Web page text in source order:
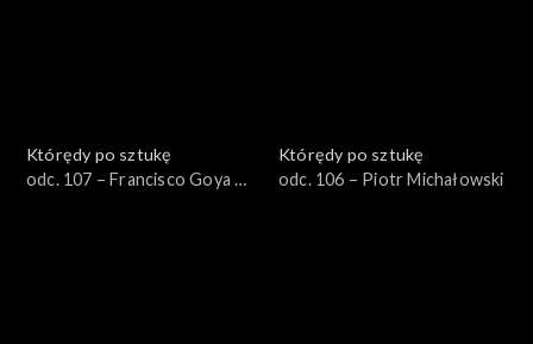
Którędy po sztukę
odc. 107 – Francisco Goya y
Którędy po sztukę
odc. 106 – Piotr Michałowski